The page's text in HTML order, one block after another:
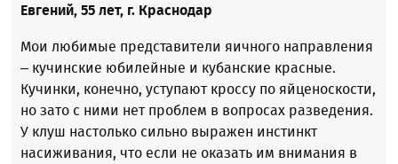
Евгений, 55 лет, г. Краснодар
Мои любимые представители яичного направления
– кучинские юбилейные и кубанские красные.
Кучинки, конечно, уступают кроссу по яйценоскости,
но зато с ними нет проблем в вопросах разведения.
У клуш настолько сильно выражен инстинкт
насиживания, что если не оказать им внимания в